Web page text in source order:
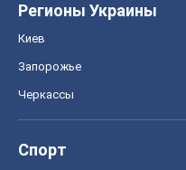
Регионы Украины
Киев
Запорожье
Черкассы
Спорт